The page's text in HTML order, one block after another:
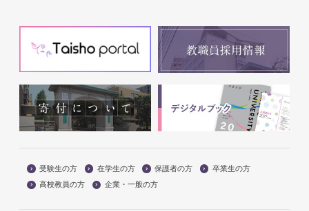
受験生の方 在学生の方 保護者の方
卒業生の方
高校教員の方
企業・一般の方